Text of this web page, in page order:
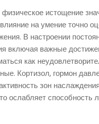
истощение
на умение точно
В настроении
включая важные
как
Кортизол, гормон
зон
ослабляет способность